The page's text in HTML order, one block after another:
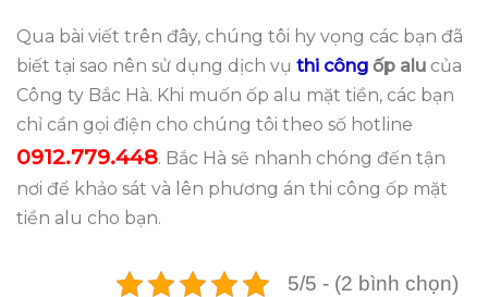
Qua bài viết trên đây, chúng tôi hy vọng các bạn đã
biết tại sao nên sử dụng dịch vụ thi công ốp alu của
Công ty Bắc Hà. Khi muốn ốp alu mặt tiền, các bạn
chỉ cần gọi điện cho chúng tôi theo số hotline
0912.779.448. Bắc Hà sẽ nhanh chóng đến tận
nơi để khảo sát và lên phương án thi công ốp mặt
tiền alu cho bạn.
5/5 - (2 bình chọn)